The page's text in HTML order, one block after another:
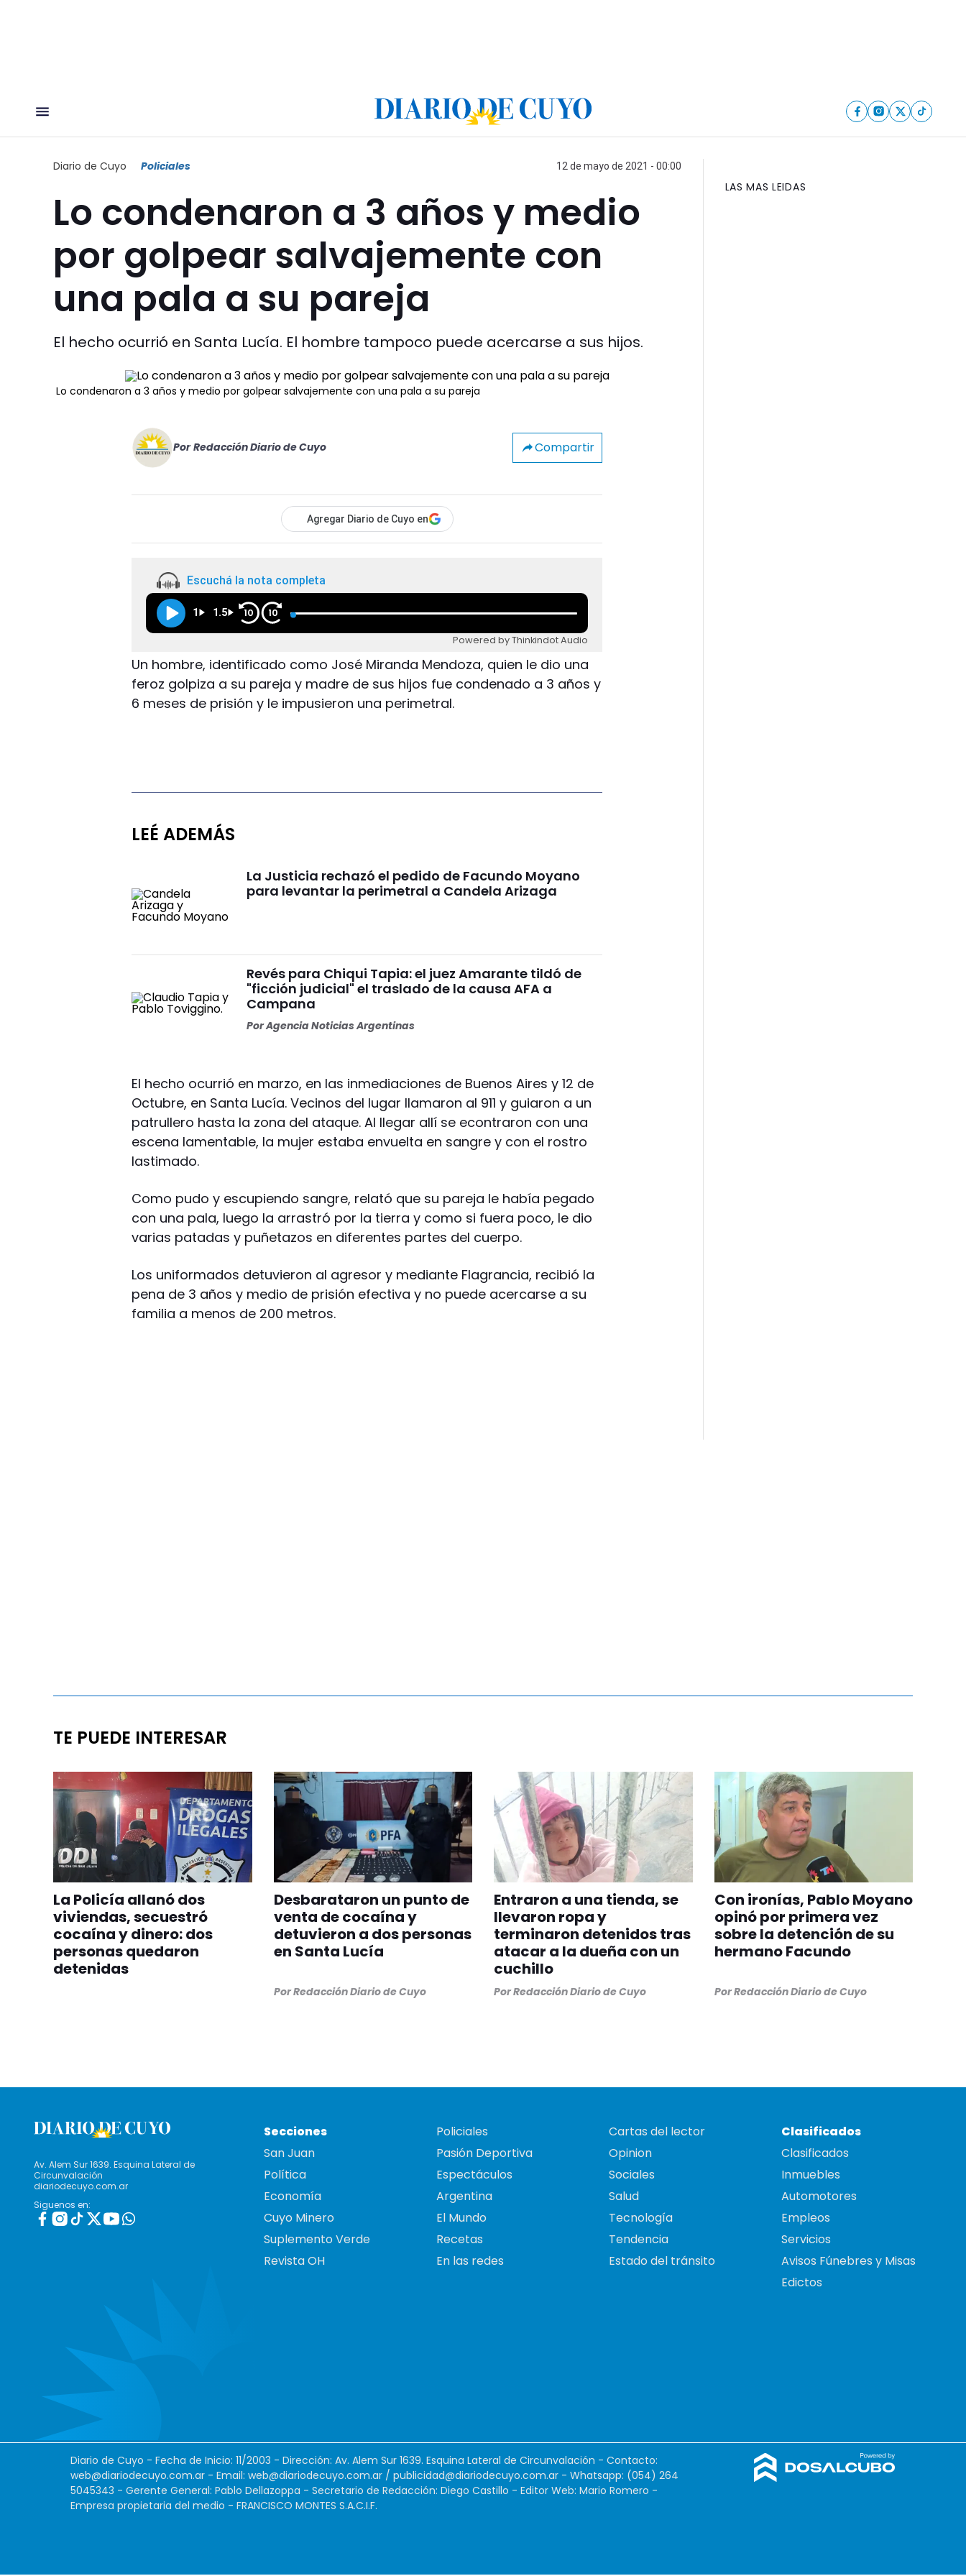
Diario de Cuyo Policiales 12 de mayo de 2021 - 00:00
Lo condenaron a 3 años y medio
por golpear salvajemente con
una pala a su pareja
El hecho ocurrió en Santa Lucía. El hombre tampoco puede acercarse a sus hijos.
Lo condenaron a 3 años y medio por golpear salvajemente con una pala a su pareja
Por Redacción Diario de Cuyo Compartir
Agregar Diario de Cuyo en
Escuchá la nota completa
1 1.5 10 10
Powered by Thinkindot Audio
Un hombre, identificado como José Miranda Mendoza, quien le dio una
feroz golpiza a su pareja y madre de sus hijos fue condenado a 3 años y
6 meses de prisión y le impusieron una perimetral.
LEÉ ADEMÁS
La Justicia rechazó el pedido de Facundo Moyano
para levantar la perimetral a Candela Arizaga
Revés para Chiqui Tapia: el juez Amarante tildó de
"ficción judicial" el traslado de la causa AFA a
Campana
PorAgencia Noticias Argentinas
El hecho ocurrió en marzo, en las inmediaciones de Buenos Aires y 12 de
Octubre, en Santa Lucía. Vecinos del lugar llamaron al 911 y guiaron a un
patrullero hasta la zona del ataque. Al llegar allí se econtraron con una
escena lamentable, la mujer estaba envuelta en sangre y con el rostro
lastimado.
Como pudo y escupiendo sangre, relató que su pareja le había pegado
con una pala, luego la arrastró por la tierra y como si fuera poco, le dio
varias patadas y puñetazos en diferentes partes del cuerpo.
Los uniformados detuvieron al agresor y mediante Flagrancia, recibió la
pena de 3 años y medio de prisión efectiva y no puede acercarse a su
familia a menos de 200 metros.
LAS MAS LEIDAS
TE PUEDE INTERESAR
La Policía allanó dos
viviendas, secuestró
cocaína y dinero: dos
personas quedaron
detenidas
Desbarataron un punto de
venta de cocaína y
detuvieron a dos personas
en Santa Lucía
PorRedacción Diario de Cuyo
Entraron a una tienda, se
llevaron ropa y
terminaron detenidos tras
atacar a la dueña con un
cuchillo
PorRedacción Diario de Cuyo
Con ironías, Pablo Moyano
opinó por primera vez
sobre la detención de su
hermano Facundo
PorRedacción Diario de Cuyo
Av. Alem Sur 1639. Esquina Lateral de
Circunvalación
diariodecuyo.com.ar
Siguenos en:
Secciones
San Juan
Política
Economía
Cuyo Minero
Suplemento Verde
Revista OH
Policiales
Pasión Deportiva
Espectáculos
Argentina
El Mundo
Recetas
En las redes
Cartas del lector
Opinion
Sociales
Salud
Tecnología
Tendencia
Estado del tránsito
Clasificados
Clasificados
Inmuebles
Automotores
Empleos
Servicios
Avisos Fúnebres y Misas
Edictos
Diario de Cuyo - Fecha de Inicio: 11/2003 - Dirección: Av. Alem Sur 1639. Esquina Lateral de Circunvalación - Contacto:
web@diariodecuyo.com.ar - Email: web@diariodecuyo.com.ar / publicidad@diariodecuyo.com.ar - Whatsapp: (054) 264
5045343 - Gerente General: Pablo Dellazoppa - Secretario de Redacción: Diego Castillo - Editor Web: Mario Romero -
Empresa propietaria del medio - FRANCISCO MONTES S.A.C.I.F.